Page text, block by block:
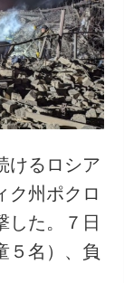
ス
バンク
けるロシア
ク州ポクロ
した。７日
５名）、負